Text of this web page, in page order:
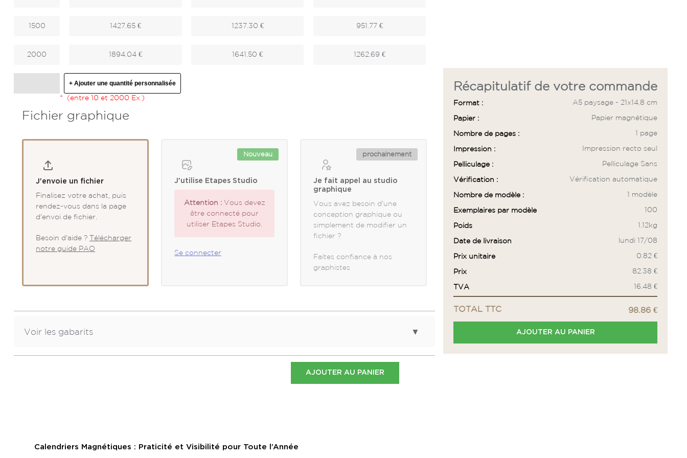
1500
2000
1427.65 € 1237.30 € 951.77 €
1894.04 € 1641.50 € 1262.69 €
+ Ajouter une quantité personnalisée
* (entre 10 et 2000 Ex.)
Fichier graphique
J'envoie un fichier
Finalisez votre achat, puis
rendez-vous dans la page
d'envoi de fichier.
Besoin d'aide ?Télécharger
notre guide PAO
Nouveau
J'utilise Etapes Studio
Attention :Vous devez
être connecté pour
utiliser Etapes Studio.
Se connecter
prochainement
Je fait appel au studio
graphique
Vous avez besoin d'une
conception graphique ou
simplement de modifier un
fichier ?
Faites confiance à nos
graphistes
Voir les gabarits ▼
Récapitulatif de votre commande
Format :
A5 paysage - 21x14.8 cm
Papier :
Papier magnétique
Nombre de pages :
1 page
Impression :
Impression recto seul
Pelliculage :
Pelliculage Sans
Vérification :
Vérification automatique
Nombre de modèle :
1 modèle
Exemplaires par modèle
100
Poids
1.12kg
Date de livraison
lundi 17/08
Prix unitaire
0.82 €
Prix
82.38 €
TVA
16.48 €
TOTAL TTC 98.86 €
AJOUTER AU PANIER
AJOUTER AU PANIER
Calendriers Magnétiques : Praticité et Visibilité pour Toute l’Année